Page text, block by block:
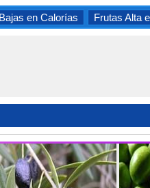
en Calorías Frutas Alta